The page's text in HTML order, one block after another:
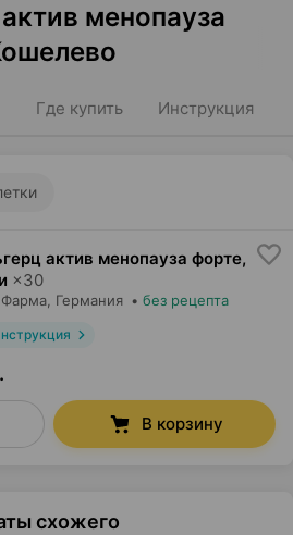
менопауза
Где купить Инструкция
актив менопауза форте,
×30
Фарма , Германия • без рецепта
В корзину
схожего